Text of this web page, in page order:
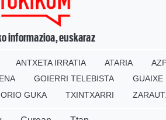
informazioa, euskaraz
ANTXETA IRRATIA ATARIA
GOIERRI TELEBISTA
GUAIXE
ORIO GUKA TXINTXARRI